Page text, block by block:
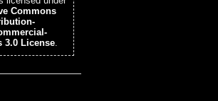
Commons
3.0 License.